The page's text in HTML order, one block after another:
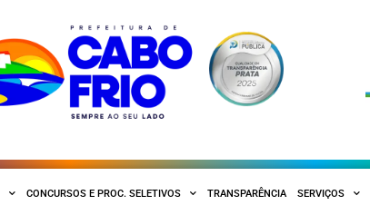
CONCURSOS E PROC. SELETIVOS TRANSPARÊNCIA SERVIÇOS